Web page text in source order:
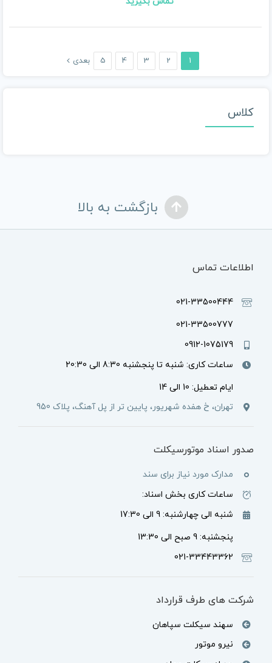
1
2
3
4
5 بعدی
کلاس
بازگشت به بالا
اطلاعات تماس
021-33500444
021-33500777
0912-1075179
ساعات کاری: شنبه تا پنجشنبه 8:30 الی 20:30
ایام تعطیل: 10 الی 14
تهران، خ هفده شهریور، پایین تر از پل آهنگ، پلاک 950
صدور اسناد موتورسیکلت
مدارک مورد نیاز برای سند
ساعات کاری بخش اسناد:
شنبه الی چهارشنبه: 9 الی 17:30
پنجشنبه: 9 صبح الی 13:30
021-33443362
شرکت های طرف قرارداد
سهند سیکلت سپاهان
نیرو موتور